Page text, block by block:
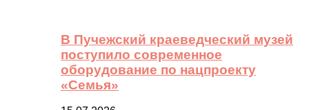
В Пучежский краеведческий музей
поступило современное
оборудование по нацпроекту
«Семья»